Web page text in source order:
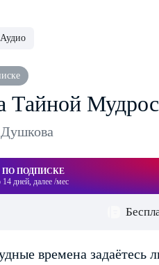
Аудио
Тайной
ПО ПОДПИСКЕ
14 дней, далее /мес
времена задаётесь